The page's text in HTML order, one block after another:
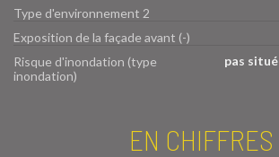
Type d'environnement 2
Exposition de la façade avant (-)
Risque d'inondation (type
inondation)
pas
EN CHIFFRES